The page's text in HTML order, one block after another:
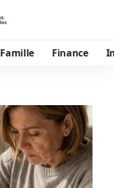
Famille Finance